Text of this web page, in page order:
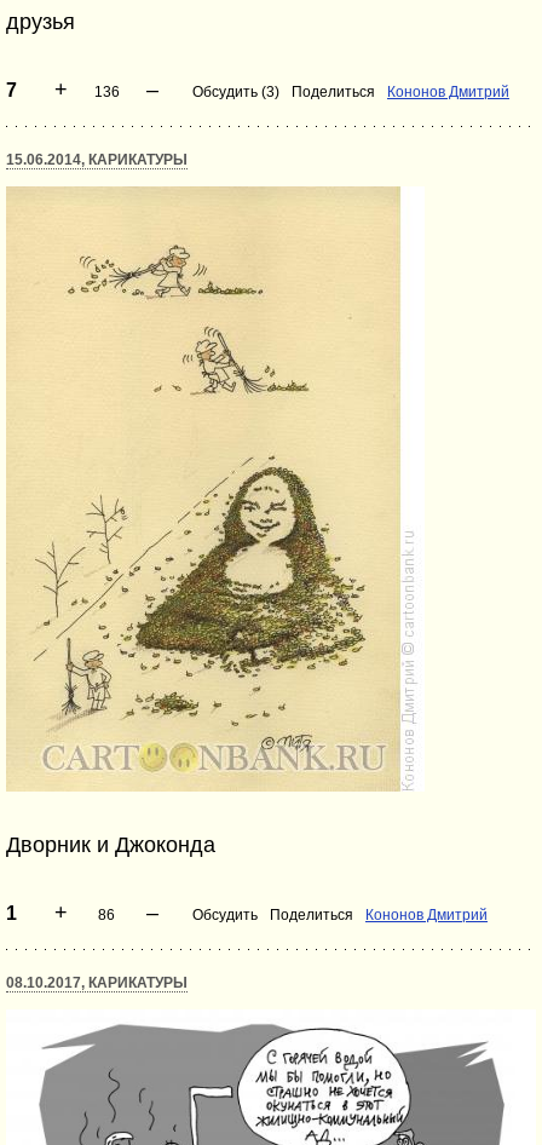
друзья
7 + 136 – Обсудить (3) Поделиться Кононов Дмитрий
15.06.2014, КАРИКАТУРЫ
Дворник и Джоконда
1 + 86 – Обсудить Поделиться Кононов Дмитрий
08.10.2017, КАРИКАТУРЫ